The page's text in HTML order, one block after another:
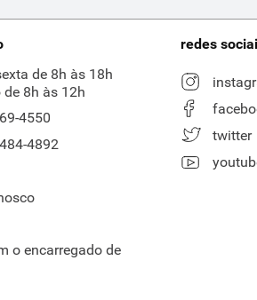
de 8h às 18h
de 8h às 12h
4550
4892
o encarregado de
redes
twitter